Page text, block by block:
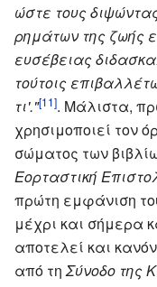
ώστε τους
ρημάτων της ζωής
ευσέβειας
τούτοις
τι'."[11]. Μάλιστα,
χρησιμοποιεί τον
σώματος των
Εορταστική
πρώτη εμφάνιση
μέχρι και σήμερα
αποτελεί και
από τη Σύνοδο της